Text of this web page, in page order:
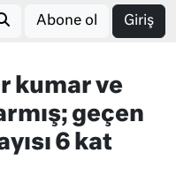
Abone ol Giriş
kumar ve
geçen
6 kat